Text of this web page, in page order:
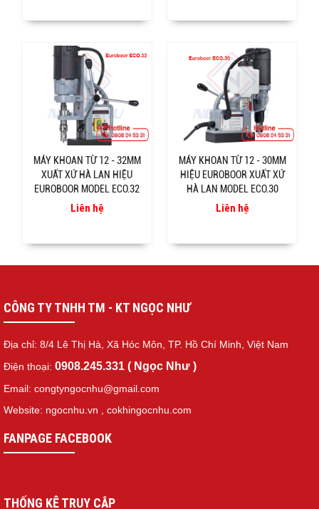
MÁY KHOAN TỪ 12 - 32MM
XUẤT XỨ HÀ LAN HIỆU
EUROBOOR MODEL ECO.32
Liên hệ
MÁY KHOAN TỪ 12 - 30MM
HIỆU EUROBOOR XUẤT XỨ
HÀ LAN MODEL ECO.30
Liên hệ
CÔNG TY TNHH TM - KT NGỌC NHƯ
Địa chỉ: 8/4 Lê Thị Hà, Xã Hóc Môn, TP. Hồ Chí Minh, Việt Nam
Điện thoại: 0908.245.331 ( Ngọc Như )
Email: congtyngocnhu@gmail.com
Website: ngocnhu.vn
cokhingocnhu.com
FANPAGE FACEBOOK
THỐNG KÊ TRUY CẬP